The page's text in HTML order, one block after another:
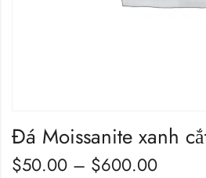
Đá Moissanite xanh
$50.00 – $600.00